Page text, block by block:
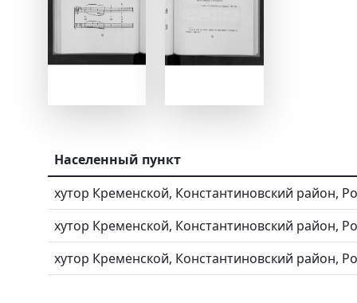
Населенный пункт
хутор Кременской, Константиновский район,
хутор Кременской, Константиновский район,
хутор Кременской, Константиновский район,